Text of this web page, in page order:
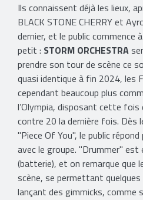
Ils connaissent déjà les lieux,
BLACK STONE CHERRY et
dernier, et le public commence
petit : STORM ORCHESTRA
prendre son tour de scène ce
quasi identique à fin 2024, les
cependant beaucoup plus
l’Olympia, disposant cette
contre 20 la dernière fois. Dès
"Piece Of You", le public
avec le groupe. "Drummer"
(batterie), et on remarque que
scène, se permettant
lançant des gimmicks, comme